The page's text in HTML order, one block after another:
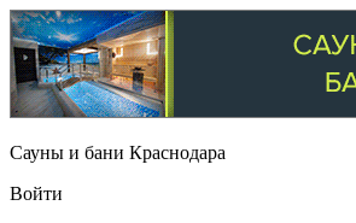
Сауны и бани Краснодара
Войти